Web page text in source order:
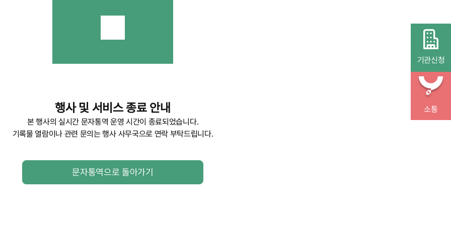
기관신청
소통
행사 및 서비스 종료 안내
본 행사의 실시간 문자통역 운영 시간이 종료되었습니다.
기록물 열람이나 관련 문의는 행사 사무국으로 연락 부탁드립니다.
문자통역으로 돌아가기